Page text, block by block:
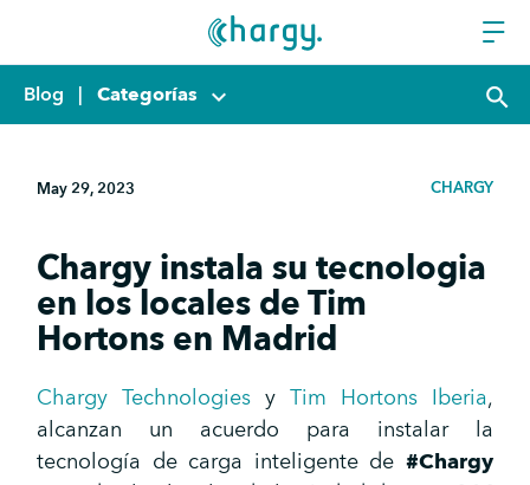
Blog | Categorías keyboard_arrow_down search
May 29, 2023 CHARGY
Chargy instala su tecnologia
en los locales de Tim
Hortons en Madrid
Chargy Technologies y Tim Hortons Iberia,
alcanzan un acuerdo para instalar la
tecnología de carga inteligente de #Chargy